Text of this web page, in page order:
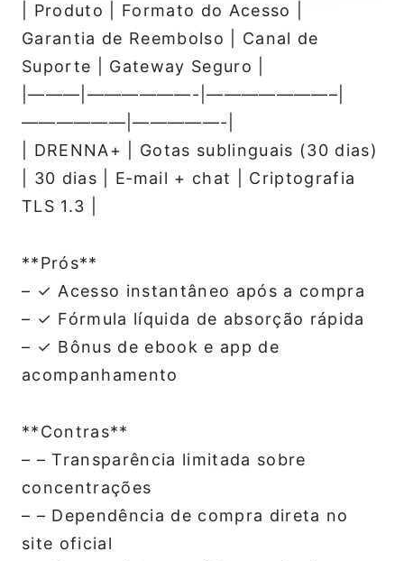
| Produto | Formato do Acesso |
Garantia de Reembolso | Canal de
Suporte | Gateway Seguro |
|———|——————-|———————–|
——————|—————-|
| DRENNA+ | Gotas sublinguais (30 dias)
| 30 dias | E‑mail + chat | Criptografia
TLS 1.3 |
**Prós**
– ✓ Acesso instantâneo após a compra
– ✓ Fórmula líquida de absorção rápida
– ✓ Bônus de ebook e app de
acompanhamento
**Contras**
– – Transparência limitada sobre
concentrações
– – Dependência de compra direta no
site oficial